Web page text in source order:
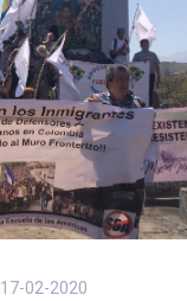
17-02-2020